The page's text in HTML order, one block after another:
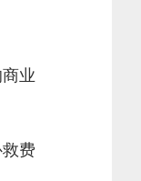
业
费